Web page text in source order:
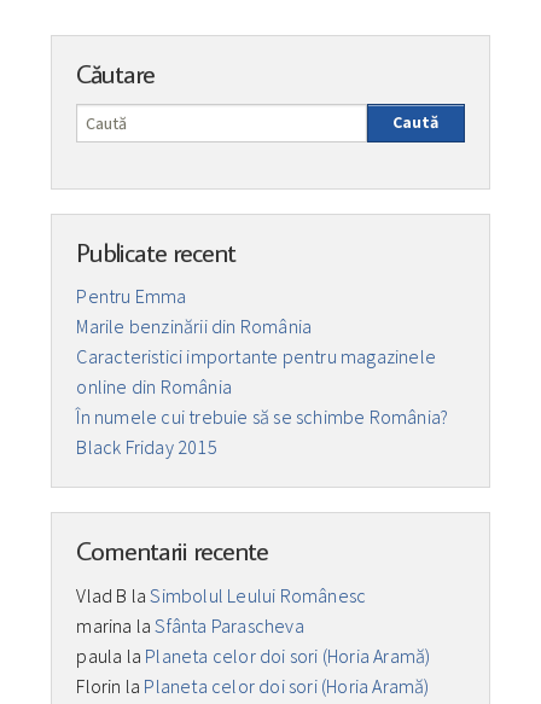
Căutare
Caută
Publicate recent
Pentru Emma
Marile benzinării din România
Caracteristici importante pentru magazinele
online din România
În numele cui trebuie să se schimbe România?
Black Friday 2015
Comentarii recente
Vlad B laSimbolul Leului Românesc
marina laSfânta Parascheva
paula la Planeta celor doi sori (Horia Aramă)
Florin la Planeta celor doi sori (Horia Aramă)